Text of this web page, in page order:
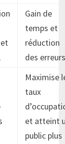
Gain de
temps et
réduction
des
Maximise
taux
et atteint
public plus